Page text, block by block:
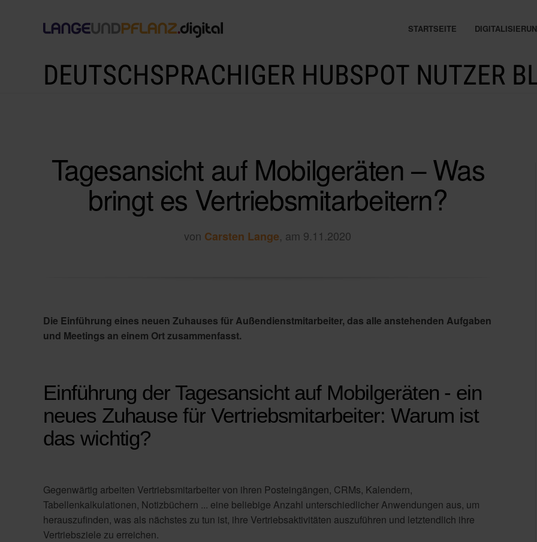
STARTSEITE
DEUTSCHSPRACHIGER HUBSPOT NUTZER
Tagesansicht auf Mobilgeräten – Was
bringt es Vertriebsmitarbeitern?
von Carsten Lange, am 9.11.2020
Die Einführung eines neuen Zuhauses für Außendienstmitarbeiter, das alle anstehenden Aufgaben
und Meetings an einem Ort zusammenfasst.
Einführung der Tagesansicht auf Mobilgeräten - ein
neues Zuhause für Vertriebsmitarbeiter: Warum ist
das wichtig?
Gegenwärtig arbeiten Vertriebsmitarbeiter von ihren Posteingängen, CRMs, Kalendern,
Tabellenkalkulationen, Notizbüchern ... eine beliebige Anzahl unterschiedlicher Anwendungen aus, um
herauszufinden, was als nächstes zu tun ist, ihre Vertriebsaktivitäten auszuführen und letztendlich ihre
Vertriebsziele zu erreichen.